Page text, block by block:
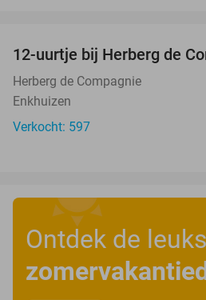
12-uurtje bij Herberg de
Herberg de Compagnie
Enkhuizen
Verkocht: 597
Ontdek de